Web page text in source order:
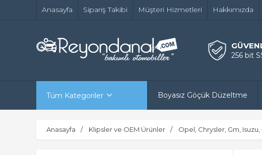
Anasayfa Sipariş Takibi Müşteri Hizmetleri Hakkımızda
256 bit
Tüm Kategoriler Boyasız Göçük Düzeltme
Anasayfa Klipsler ve OEM Ürünler Opel, Chrysler, Gm,